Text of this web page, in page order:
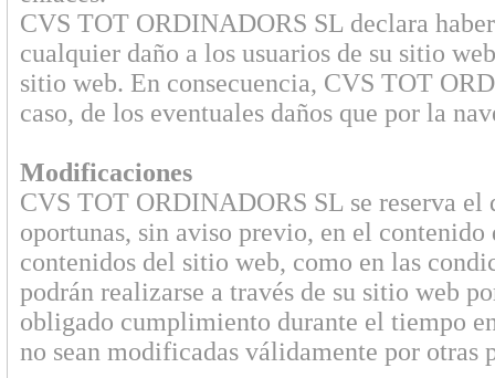
CVS TOT ORDINADORS SL declara
cualquier daño a los usuarios de su sitio
sitio web. En consecuencia, CVS TOT
caso, de los eventuales daños que por la
Modificaciones
CVS TOT ORDINADORS SL se reserva
oportunas, sin aviso previo, en el
contenidos del sitio web, como en las
podrán realizarse a través de su sitio web
obligado cumplimiento durante el tiempo
no sean modificadas válidamente por otras